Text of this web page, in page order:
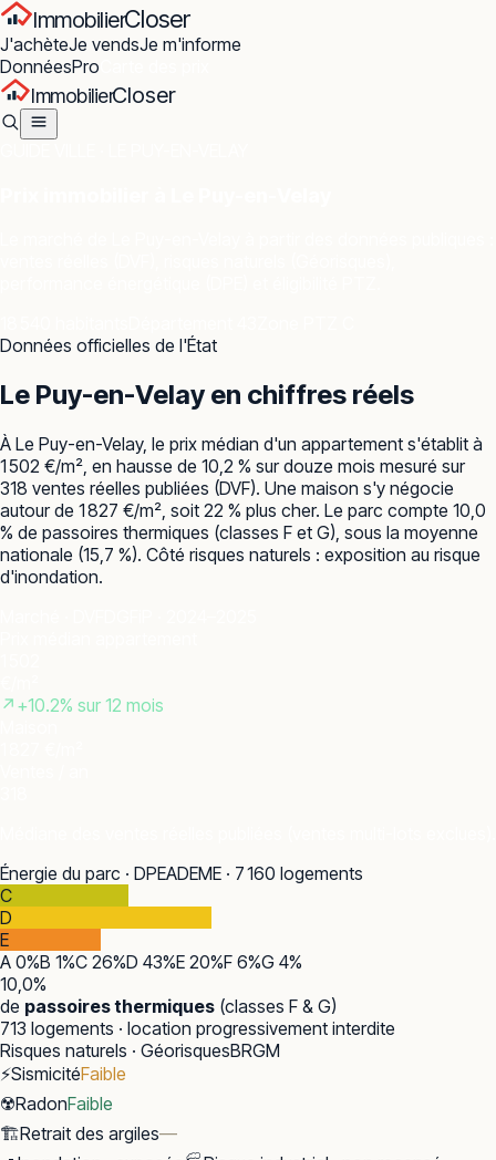
ImmobilierCloser
J'achèteJe vendsJe m'informe
DonnéesPro
ImmobilierCloser
Données officielles de l'État
Le Puy-en-Velay en chiffres réels
À Le Puy-en-Velay, le prix médian d'un appartement s'établit à
1 502 €/m², en hausse de 10,2 % sur douze mois mesuré sur
318 ventes réelles publiées (DVF). Une maison s'y négocie
autour de 1 827 €/m², soit 22 % plus cher. Le parc compte 10,0
% de passoires thermiques (classes F et G), sous la moyenne
nationale (15,7 %). Côté risques naturels : exposition au risque
d'inondation.
↗ +10.2% sur 12 mois
Énergie du parc · DPEADEME · 7 160 logements
C
D
E
A 0%B 1%C 26%D 43%E 20%F 6%G 4%
10,0%
de passoires thermiques (classes F & G)
713 logements · location progressivement interdite
Risques naturels · GéorisquesBRGM
⚡SismicitéFaible
☢️RadonFaible
🏗️Retrait des argiles—